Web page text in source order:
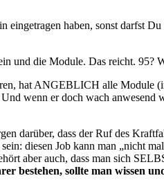
eingetragen haben, sonst darfst
und die Module. Das reicht. 95?
hat ANGEBLICH alle Module
Und wenn er doch wach
darüber, dass der Ruf des
diesen Job kann man „nicht
aber auch, dass man sich
bestehen, sollte man wissen